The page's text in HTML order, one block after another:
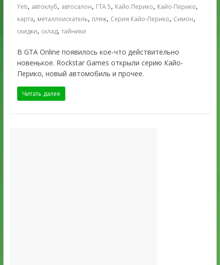
Yeti, автоклуб, автосалон, ГТА 5, Кайо Перико, Кайо-Перико,
карта, металлоискатель, пляж, Серия Кайо-Перико, Симон,
скидки, склад, тайники
В GTA Online появилось кое-что действительно
новенькое. Rockstar Games открыли серию Кайо-
Перико, новый автомобиль и прочее.
Читать далее